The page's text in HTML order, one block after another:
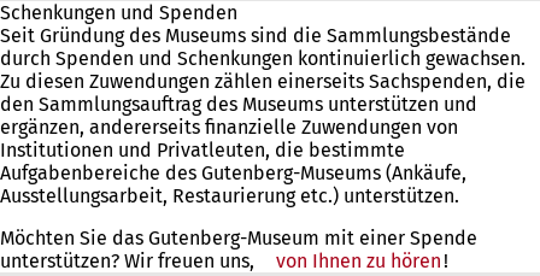
Schenkungen und Spenden
Seit Gründung des Museums sind die Sammlungsbestände
durch Spenden und Schenkungen kontinuierlich gewachsen.
Zu diesen Zuwendungen zählen einerseits Sachspenden, die
den Sammlungsauftrag des Museums unterstützen und
ergänzen, andererseits finanzielle Zuwendungen von
Institutionen und Privatleuten, die bestimmte
Aufgabenbereiche des Gutenberg-Museums (Ankäufe,
Ausstellungsarbeit, Restaurierung etc.) unterstützen.
Möchten Sie das Gutenberg-Museum mit einer Spende
unterstützen? Wir freuen uns,
von Ihnen zu hören !